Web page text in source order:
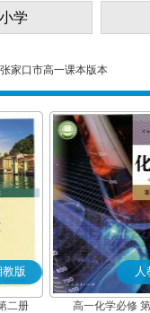
小学
家口市高一课本版本
教版
二册
人
高一化学必修